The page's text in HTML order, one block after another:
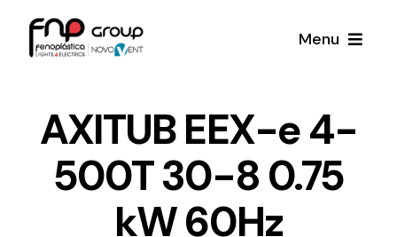
Menu
Noticias
Proyectos
AXITUB EEX-e 4-
500T 30-8 0.75
kW 60Hz